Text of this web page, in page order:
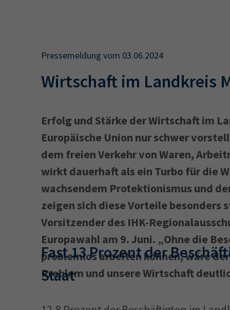
Pressemeldung vom 03.06.2024
Wirtschaft im Landkreis
Erfolg und Stärke der Wirtschaft im
Europäische Union nur schwer
dem freien Verkehr von Waren,
wirkt dauerhaft als ein Turbo für die
wachsendem Protektionismus und
zeigen sich diese Vorteile besonders
Vorsitzender des IHK-
Europawahl am 9. Juni. „Ohne die
problemlos arbeiten können, wäre
Problem und unsere Wirtschaft
Fast 13 Prozent der
Staat